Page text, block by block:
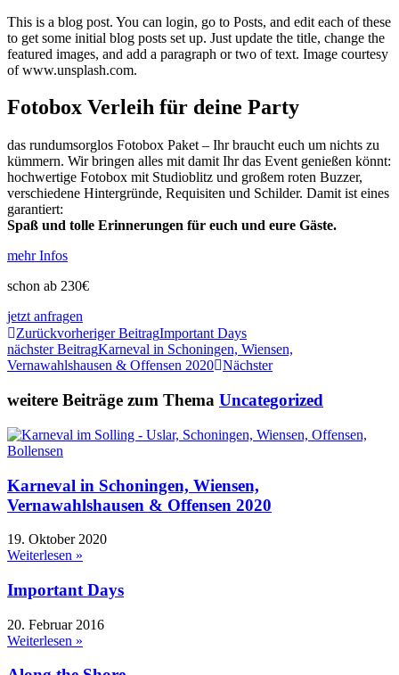
This is a blog post. You can login, go to Posts, and edit each of these
to get some initial blog posts set up. Just update the title, change the
featured images, and add a paragraph or two of text. Image courtesy
of www.unsplash.com.
Fotobox Verleih für deine Party
das rundumsorglos Fotobox Paket – Ihr braucht euch um nichts zu
kümmern. Wir bringen alles mit damit Ihr das Event genießen könnt:
hochwertige Fotobox mit Studioblitz und großem roten Buzzer,
verschiedene Hintergründe, Requisiten und Schilder. Damit ist eines
garantiert:
Spaß und tolle Erinnerungen für euch und eure Gäste.
mehr Infos
schon ab 230€
jetzt anfragen
Zurückvorheriger BeitragImportant Days
nächster BeitragKarneval in Schoningen, Wiensen,
Vernawahlshausen & Offensen 2020 Nächster
weitere Beiträge zum Thema Uncategorized
Karneval in Schoningen, Wiensen,
Vernawahlshausen & Offensen 2020
19. Oktober 2020
Weiterlesen »
Important Days
20. Februar 2016
Weiterlesen »